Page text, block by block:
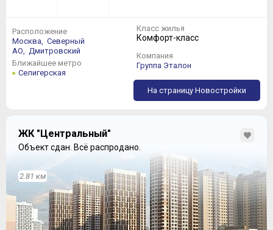
Расположение
Москва, Северный
АО, Дмитровский
Ближайшее метро
Селигерская
Класс жилья
Комфорт-класс
Компания
Группа Эталон
На страницу Новостройки
ЖК "Центральный"
Объект сдан. Всё распродано.
2.81 км